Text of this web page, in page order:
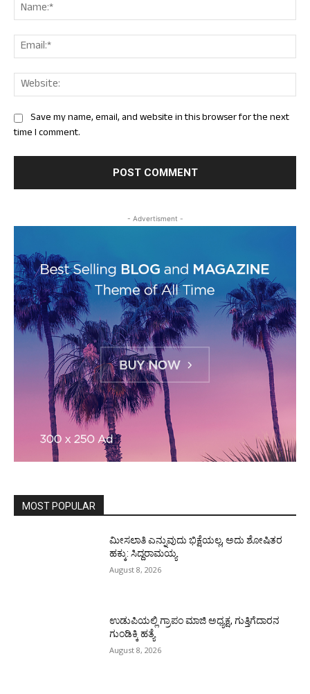
Save my name, email, and website in this browser for the next
time I comment.
- Advertisment -
MOST POPULAR
ಮೀಸಲಾತಿ ಎನ್ನುವುದು ಭಿಕ್ಷೆಯಲ್ಲ, ಅದು ಶೋಷಿತರ
ಹಕ್ಕು: ಸಿದ್ದರಾಮಯ್ಯ
August 8, 2026
ಉಡುಪಿಯಲ್ಲಿ ಗ್ರಾಪಂ ಮಾಜಿ ಅಧ್ಯಕ್ಷ, ಗುತ್ತಿಗೆದಾರನ
ಗುಂಡಿಕ್ಕಿ ಹತ್ಯೆ
August 8, 2026